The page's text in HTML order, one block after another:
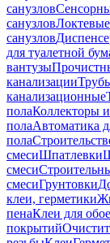
санузлов
санузлов
санузлов
для туалетной
вантузы
канализации
канализационные
полаКоллекторы
полаАвтоматика
пола
смесиШпатлевки
смеси
смесиГрунтовки
клеи, герметики
пенаКлеи для
покрытий